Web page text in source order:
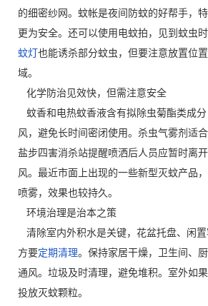
的细密纱网。蚊帐是夜间防蚊的好帮手，
更为安全。还可以使用电蚊拍，见到蚊虫
蚊灯也能诱杀部分蚊虫，但要注意放置位
域。
化学防治见效快，但需注意安全
蚊香和电热蚊香液含有拟除虫菊酯类成
风，避免长时间密闭使用。杀虫气雾剂适
盐步四害消杀站提醒喷洒后人员应暂时离
风。最近市面上出现的一些新型灭蚊产品
喷雾，效果也较持久。
环境治理是治本之策
清除室内外积水是关键，花盆托盘、闲
方要定期清理。保持家居干燥，卫生间、
通风。垃圾及时清理，避免堆积。室外如
投放灭蚊颗粒。